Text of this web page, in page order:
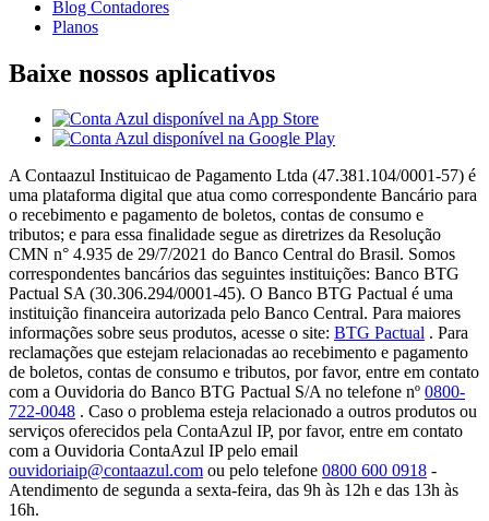
Blog Contadores
Planos
Baixe nossos aplicativos
A Contaazul Instituicao de Pagamento Ltda (47.381.104/0001-57) é
uma plataforma digital que atua como correspondente Bancário para
o recebimento e pagamento de boletos, contas de consumo e
tributos; e para essa finalidade segue as diretrizes da Resolução
CMN n° 4.935 de 29/7/2021 do Banco Central do Brasil. Somos
correspondentes bancários das seguintes instituições: Banco BTG
Pactual SA (30.306.294/0001-45). O Banco BTG Pactual é uma
instituição financeira autorizada pelo Banco Central. Para maiores
informações sobre seus produtos, acesse o site: BTG Pactual . Para
reclamações que estejam relacionadas ao recebimento e pagamento
de boletos, contas de consumo e tributos, por favor, entre em contato
com a Ouvidoria do Banco BTG Pactual S/A no telefone nº 0800-
722-0048 . Caso o problema esteja relacionado a outros produtos ou
serviços oferecidos pela ContaAzul IP, por favor, entre em contato
com a Ouvidoria ContaAzul IP pelo email
ouvidoriaip@contaazul.com ou pelo telefone 0800 600 0918 -
Atendimento de segunda a sexta-feira, das 9h às 12h e das 13h às
16h.